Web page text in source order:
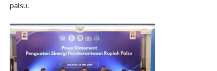
palsu.